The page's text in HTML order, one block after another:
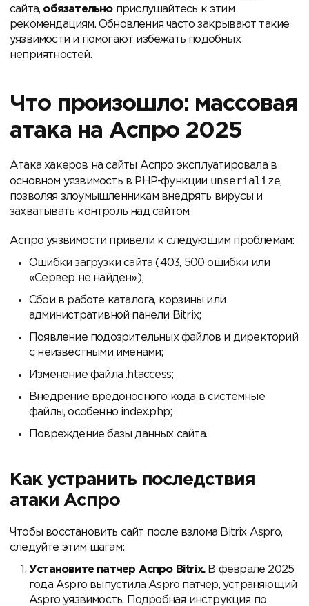
сайта, обязательноприслушайтесь к этим
рекомендациям. Обновления часто закрывают такие
уязвимости и помогают избежать подобных
неприятностей.
Что произошло: массовая
атака на Аспро 2025
Атака хакеров на сайты Аспро эксплуатировала в
основном уязвимость в PHP-функции unserialize,
позволяя злоумышленникам внедрять вирусы и
захватывать контроль над сайтом.
Аспро уязвимости привели к следующим проблемам:
Ошибки загрузки сайта (403, 500 ошибки или
«Сервер не найден»);
Сбои в работе каталога, корзины или
административной панели Bitrix;
Появление подозрительных файлов и директорий
с неизвестными именами;
Изменение файла .htaccess;
Внедрение вредоносного кода в системные
файлы, особенно index.php;
Повреждение базы данных сайта.
Как устранить последствия
атаки Аспро
Чтобы восстановить сайт после взлома Bitrix Aspro,
следуйте этим шагам:
Установите патчер Аспро Bitrix.В феврале 2025
года Aspro выпустила Aspro патчер, устраняющий
Aspro уязвимость. Подробная инструкция по